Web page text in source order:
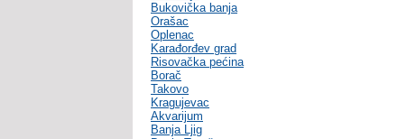
Bukovička banja
Orašac
Oplenac
Karađorđev grad
Risovačka pećina
Borač
Takovo
Kragujevac
Akvarijum
Banja Ljig